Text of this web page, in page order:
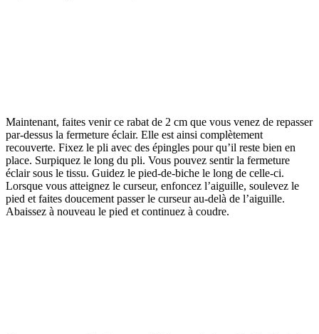
Maintenant, faites venir ce rabat de 2 cm que vous venez de repasser
par-dessus la fermeture éclair. Elle est ainsi complètement
recouverte. Fixez le pli avec des épingles pour qu’il reste bien en
place. Surpiquez le long du pli. Vous pouvez sentir la fermeture
éclair sous le tissu. Guidez le pied-de-biche le long de celle-ci.
Lorsque vous atteignez le curseur, enfoncez l’aiguille, soulevez le
pied et faites doucement passer le curseur au-delà de l’aiguille.
Abaissez à nouveau le pied et continuez à coudre.